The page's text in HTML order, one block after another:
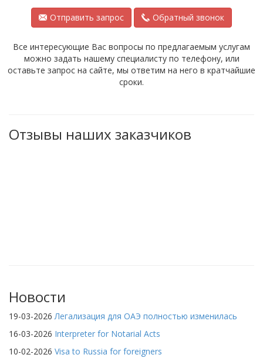
Отправить запрос Обратный звонок
Все интересующие Вас вопросы по предлагаемым услугам
можно задать нашему специалисту по телефону, или
оставьте запрос на сайте, мы ответим на него в кратчайшие
сроки.
Отзывы наших заказчиков
Новости
19-03-2026 Легализация для ОАЭ полностью изменилась
16-03-2026 Interpreter for Notarial Acts
10-02-2026 Visa to Russia for foreigners